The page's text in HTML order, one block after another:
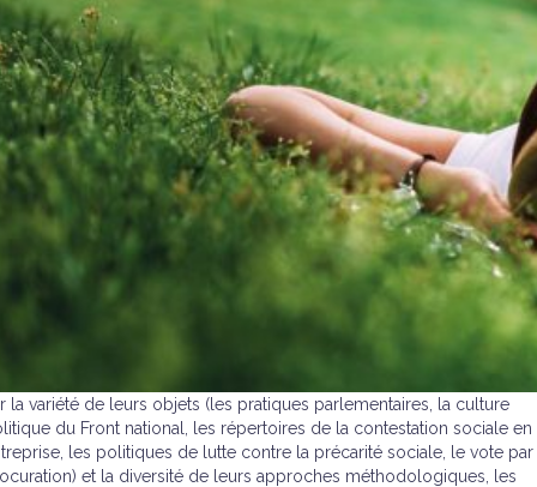
la variété de leurs objets (les pratiques parlementaires, la culture
du Front national, les répertoires de la contestation sociale en
les politiques de lutte contre la précarité sociale, le vote par
et la diversité de leurs approches méthodologiques, les